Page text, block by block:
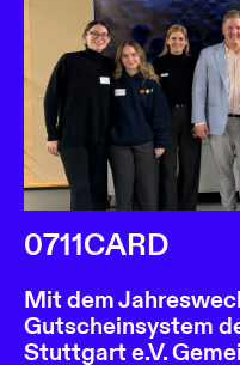
0711CARD
Mit dem
Gutscheinsystem
Stuttgart e.V.